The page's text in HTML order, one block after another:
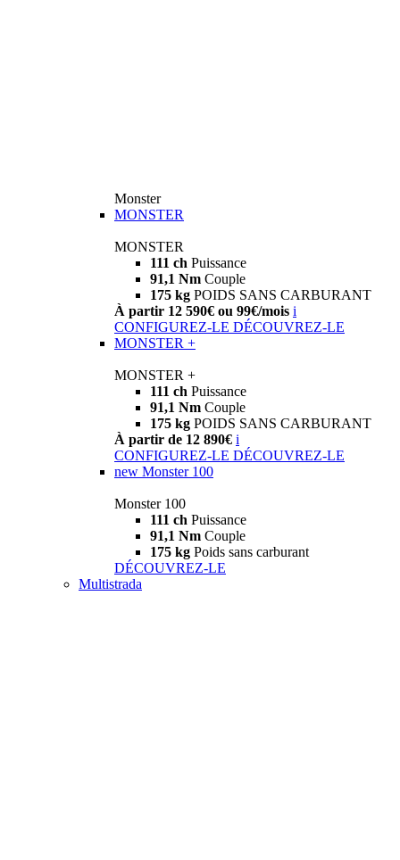
Monster
MONSTER
MONSTER
111 ch Puissance
91,1 Nm Couple
175 kg POIDS SANS CARBURANT
À partir 12 590€ ou 99€/mois i
CONFIGUREZ-LE DÉCOUVREZ-LE
MONSTER +
MONSTER +
111 ch Puissance
91,1 Nm Couple
175 kg POIDS SANS CARBURANT
À partir de 12 890€ i
CONFIGUREZ-LE DÉCOUVREZ-LE
new Monster 100
Monster 100
111 ch Puissance
91,1 Nm Couple
175 kg Poids sans carburant
DÉCOUVREZ-LE
Multistrada